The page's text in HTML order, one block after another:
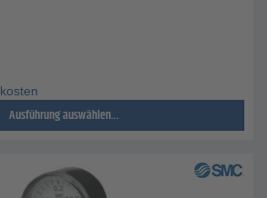
Ausführung auswählen...